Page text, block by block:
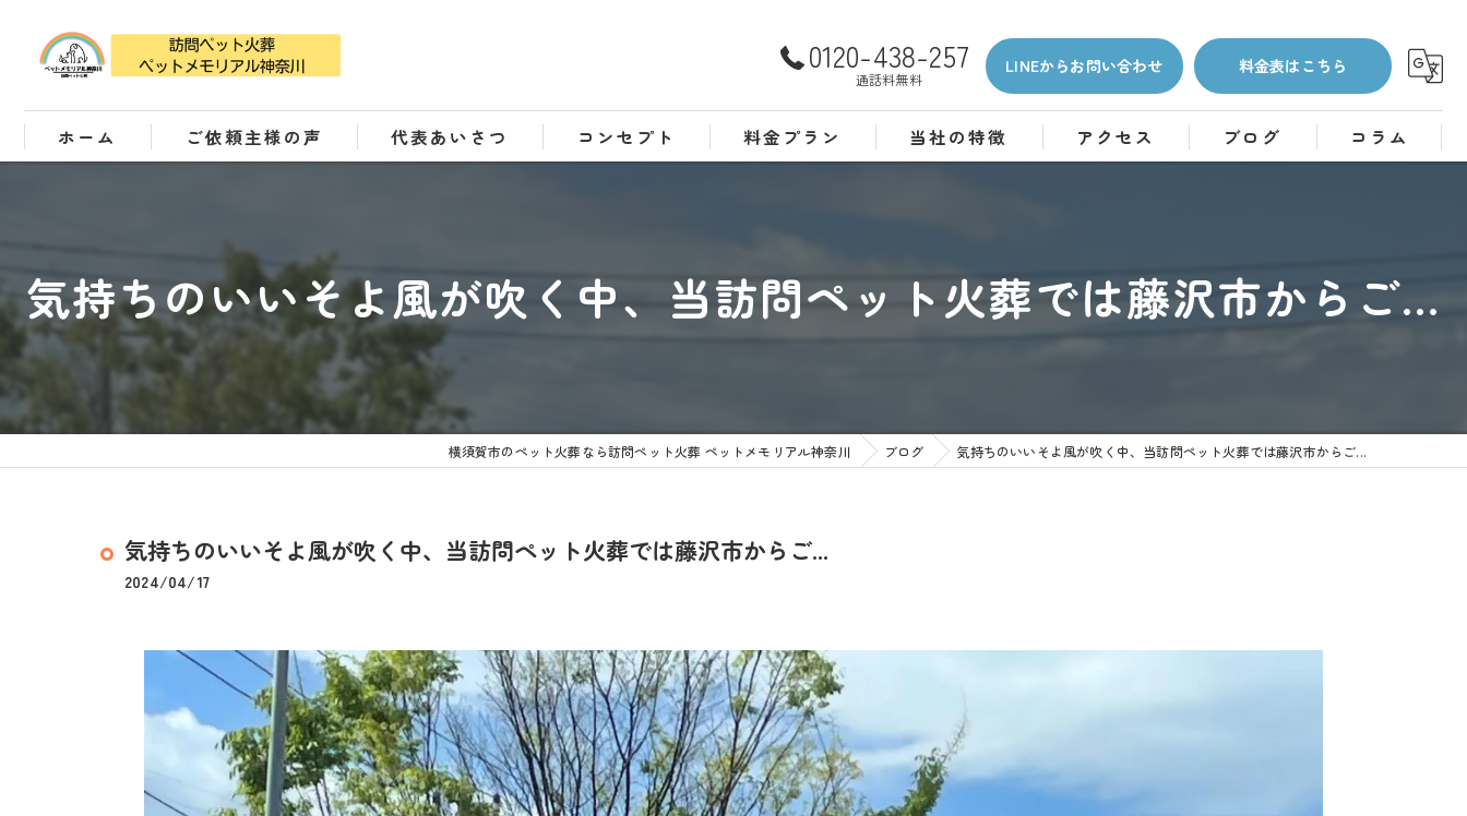
0120-438-257
通話料無料
LINEからお問い合わせ 料金表はこちら
ホーム ご依頼主様の声 代表あいさつ コンセプト 料金プラン 当社の特徴
訪問
アクセス ブログ コラム
気持ちのいいそよ風が吹く中、当訪問ペット火葬では藤沢市からご...
横須賀市のペット火葬なら訪問ペット火葬 ペットメモリアル神奈川 ブログ 気持ちのいいそよ風が吹く中、当訪問ペット火葬では藤沢市からご...
気持ちのいいそよ風が吹く中、当訪問ペット火葬では藤沢市からご...
2024/04/17